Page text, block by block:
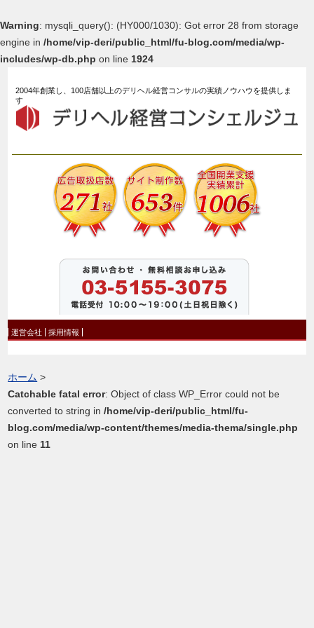
Warning: mysqli_query(): (HY000/1030): Got error 28 from storage
engine in /home/vip-deri/public_html/fu-blog.com/media/wp-
includes/wp-db.php on line 1924
2004年創業し、100店舗以上のデリヘル経営コンサルの実績ノウハウを提供しま
す
運営会社 採用情報
ホーム >
Catchable fatal error: Object of class WP_Error could not be
converted to string in/home/vip-deri/public_html/fu-
blog.com/media/wp-content/themes/media-thema/single.php
on line 11